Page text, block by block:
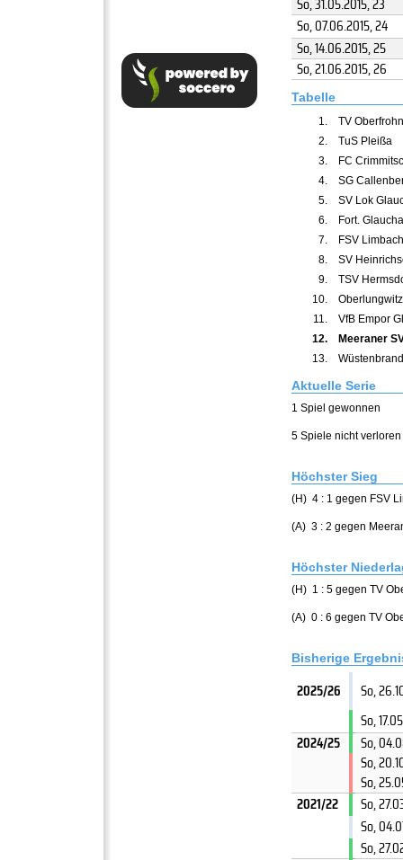
So, 07.06.2015, 24
So, 14.06.2015, 25
So, 21.06.2015, 26
Tabelle
1.
TV
2.
TuS Pleißa
3.
FC
4.
SG
5.
SV Lok
6.
Fort.
7.
FSV
8.
SV
9.
TSV
10.
11.
VfB Empor
12.
Meeraner
13.
Aktuelle Serie
1 Spiel gewonnen
5 Spiele nicht verloren
Höchster Sieg
(H) 4 : 1 gegen FSV
(A) 3 : 2 gegen
Höchster
(H) 1 : 5 gegen TV
(A) 0 : 6 gegen TV
Bisherige
2025/26
So,
So,
2024/25
So,
So,
So,
2021/22
So,
So,
So,